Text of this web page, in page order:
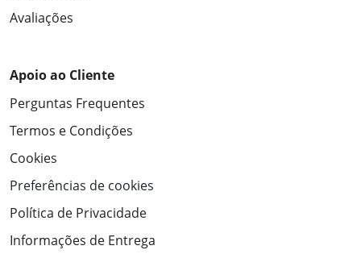
Avaliações
Apoio ao Cliente
Perguntas Frequentes
Termos e Condições
Cookies
Preferências de cookies
Política de Privacidade
Informações de Entrega